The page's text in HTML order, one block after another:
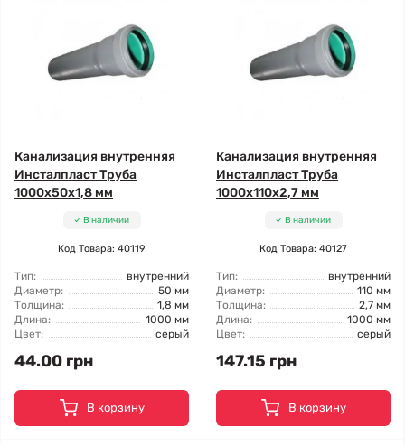
Канализация внутренняя
Инсталпласт Труба
1000x50x1,8 мм
В наличии
Код Товара: 40119
Тип:
внутренний
Диаметр:
50 мм
Толщина:
1,8 мм
Длина:
1000 мм
Цвет:
серый
44.00 грн
В корзину
Канализация внутренняя
Инсталпласт Труба
1000x110x2,7 мм
В наличии
Код Товара: 40127
Тип:
внутренний
Диаметр:
110 мм
Толщина:
2,7 мм
Длина:
1000 мм
Цвет:
серый
147.15 грн
В корзину